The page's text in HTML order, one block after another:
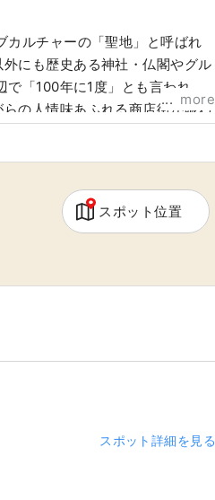
ルチャーの「聖地」と呼ばれ
にも歴史ある神社・仏閣やグル
「100年に1度」とも言われる
の人情味あふれる商店街が賑わ
そんなまちの多様性が、約1.7
more
スポット位置
スポット詳細を見る